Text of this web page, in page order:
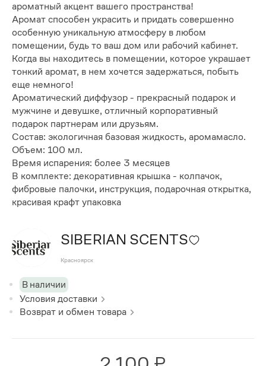
ароматный акцент вашего пространства!
Аромат способен украсить и придать совершенно
особенную уникальную атмосферу в любом
помещении, будь то ваш дом или рабочий кабинет.
Когда вы находитесь в помещении, которое украшает
тонкий аромат, в нем хочется задержаться, побыть
еще немного!
Ароматический диффузор - прекрасный подарок и
мужчине и девушке, отличный корпоративный
подарок партнерам или друзьям.
Состав: экологичная базовая жидкость, аромамасло.
Объем: 100 мл.
Время испарения: более 3 месяцев
В комплекте: декоративная крышка - колпачок,
фибровые палочки, инструкция, подарочная открытка,
красивая крафт упаковка
SIBERIAN SCENTS
Красноярск
В наличии
Условия доставки
Возврат и обмен товара